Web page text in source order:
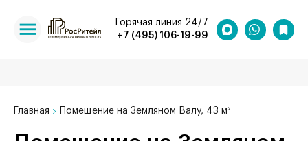
+7 (495) 106-19-99
Горячая линия 24/7
Главная Помещение на Земляном Валу, 43 м²